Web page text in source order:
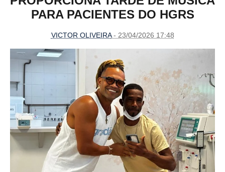
PARA PACIENTES DO HGRS
VICTOR OLIVEIRA- 23/04/2026 17:48